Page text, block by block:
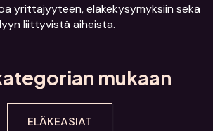
yrittäjyyteen, eläkekysymyksiin sekä
liittyvistä aiheista.
mukaan
ELÄKEASIAT